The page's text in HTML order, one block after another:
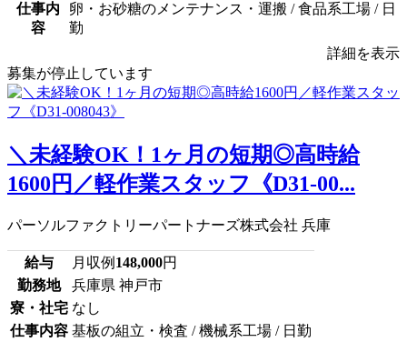
仕事内
容
卵・お砂糖のメンテナンス・運搬 / 食品系工場 / 日
勤
詳細を表示
募集が停止しています
＼未経験OK！1ヶ月の短期◎高時給
1600円／軽作業スタッフ《D31-00...
パーソルファクトリーパートナーズ株式会社 兵庫
給与 月収例 148,000円
勤務地
兵庫県 神戸市
寮・社宅 なし
仕事内容 基板の組立・検査 / 機械系工場 / 日勤